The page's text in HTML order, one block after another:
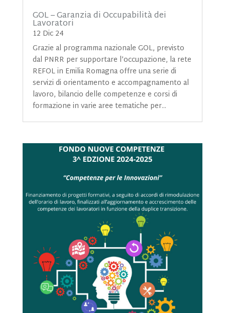
GOL – Garanzia di Occupabilità dei
Lavoratori
12 Dic 24
Grazie al programma nazionale GOL, previsto
dal PNRR per supportare l’occupazione, la rete
REFOL in Emilia Romagna offre una serie di
servizi di orientamento e accompagnamento al
lavoro, bilancio delle competenze e corsi di
formazione in varie aree tematiche per...